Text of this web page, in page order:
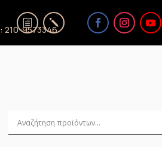
210-9573346